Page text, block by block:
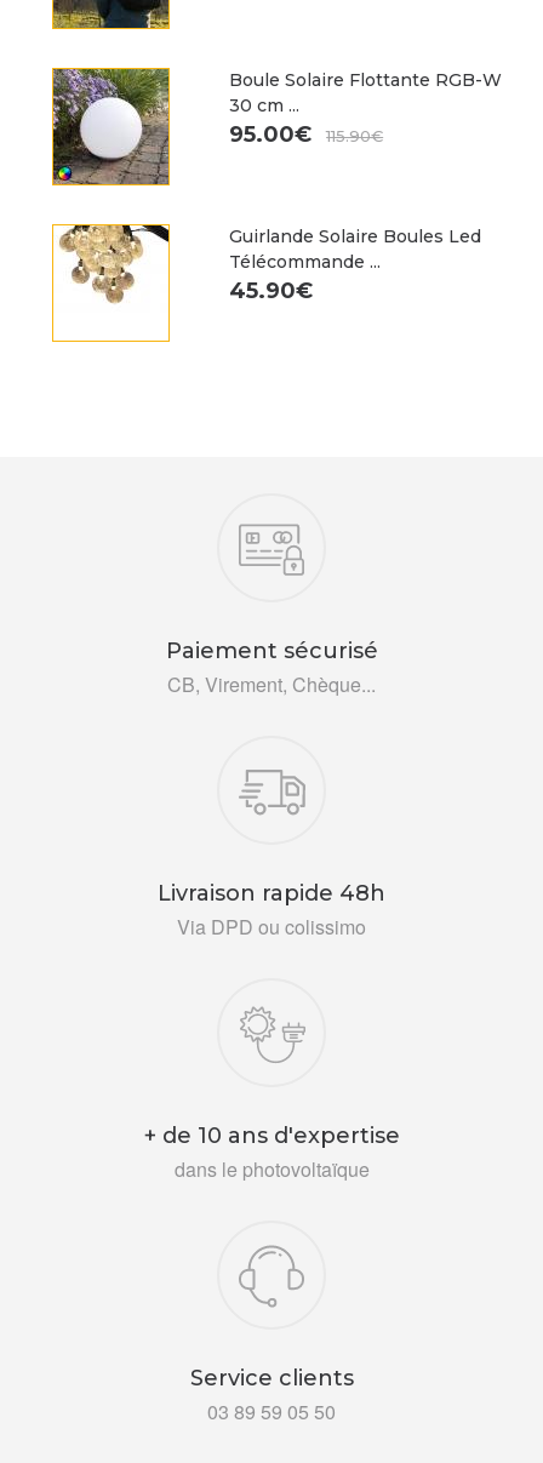
Boule Solaire Flottante RGB-W
30 cm ...
95.00€ 115.90€
Guirlande Solaire Boules Led
Télécommande ...
45.90€
Paiement sécurisé
CB, Virement, Chèque...
Livraison rapide 48h
Via DPD ou colissimo
+ de 10 ans d'expertise
dans le photovoltaïque
Service clients
03 89 59 05 50